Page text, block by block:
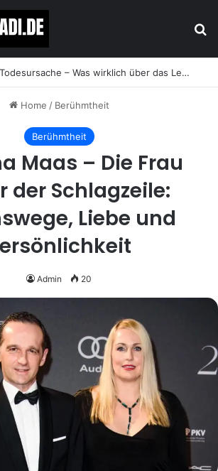
Norbert Zajac Todesursache – Was wirklich über das Leben und den Abschied des Tierhändlers bekannt ist
Home / Berühmtheit
Berühmtheit
Maas – Die Frau
der Schlagzeile:
Liebe und
Admin 20